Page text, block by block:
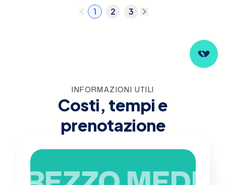
1 2 3
INFORMAZIONI UTILI
Costi, tempi e
prenotazione